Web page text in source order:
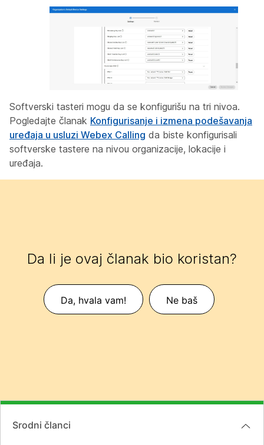
Softverski tasteri mogu da se konfigurišu na tri nivoa.
Pogledajte članak Konfigurisanje i izmena podešavanja
uređaja u usluzi Webex Calling da biste konfigurisali
softverske tastere na nivou organizacije, lokacije i
uređaja.
Da li je ovaj članak bio koristan?
Da, hvala vam! Ne baš
Srodni članci